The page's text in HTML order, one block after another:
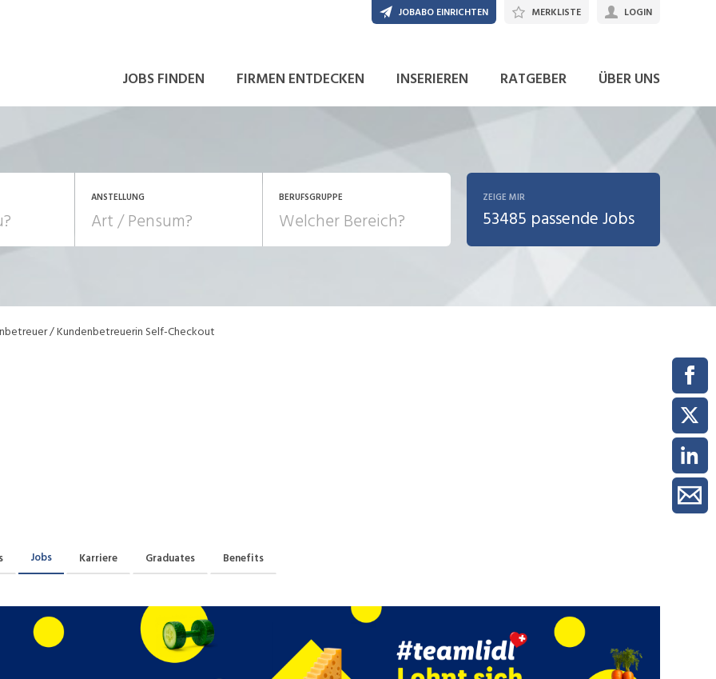
JOBS FINDEN FIRMEN ENTDECKEN INSERIEREN RATGEBER ÜBER UNS
JOBABO EINRICHTEN MERKLISTE LOGIN
ANSTELLUNG
Temporär (befristet)
BERUFSGRUPPE
Human Resources
Handel, Kundenberatung,
ZEIGE MIR
53485 passende Jobs
/ Kundenbetreuerin Self-Checkout
JETZT BEWERBEN
Jobs Karriere Graduates Benefits